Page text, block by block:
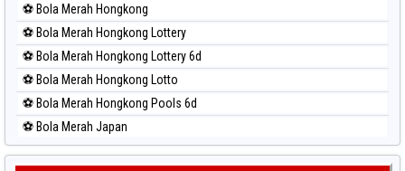
⚽ Bola Merah Hongkong
⚽ Bola Merah Hongkong Lottery
⚽ Bola Merah Hongkong Lottery 6d
⚽ Bola Merah Hongkong Lotto
⚽ Bola Merah Hongkong Pools 6d
⚽ Bola Merah Japan
⚽ Bola Merah Japan 6d